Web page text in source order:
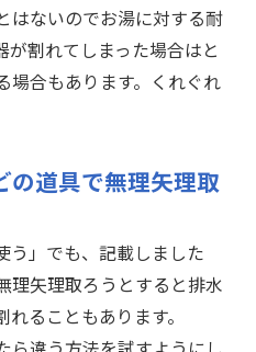
はないのでお湯に対する耐
割れてしまった場合はと
場合もあります。くれぐれ
道具で無理矢理取
う」でも、記載しました
理矢理取ろうとすると排水
ることもあります。